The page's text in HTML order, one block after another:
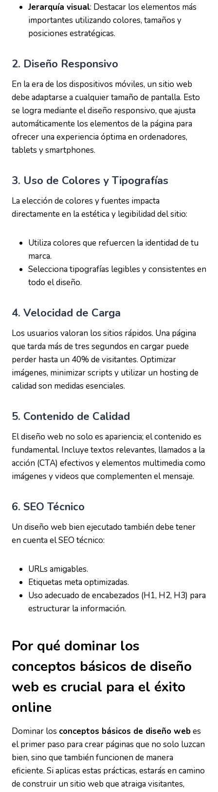
Jerarquía visual: Destacar los elementos más
importantes utilizando colores, tamaños y
posiciones estratégicas.
2. Diseño Responsivo
En la era de los dispositivos móviles, un sitio web
debe adaptarse a cualquier tamaño de pantalla. Esto
se logra mediante el diseño responsivo, que ajusta
automáticamente los elementos de la página para
ofrecer una experiencia óptima en ordenadores,
tablets y smartphones.
3. Uso de Colores y Tipografías
La elección de colores y fuentes impacta
directamente en la estética y legibilidad del sitio:
Utiliza colores que refuercen la identidad de tu
marca.
Selecciona tipografías legibles y consistentes en
todo el diseño.
4. Velocidad de Carga
Los usuarios valoran los sitios rápidos. Una página
que tarda más de tres segundos en cargar puede
perder hasta un 40% de visitantes. Optimizar
imágenes, minimizar scripts y utilizar un hosting de
calidad son medidas esenciales.
5. Contenido de Calidad
El diseño web no solo es apariencia; el contenido es
fundamental. Incluye textos relevantes, llamados a la
acción (CTA) efectivos y elementos multimedia como
imágenes y videos que complementen el mensaje.
6. SEO Técnico
Un diseño web bien ejecutado también debe tener
en cuenta el SEO técnico:
URLs amigables.
Etiquetas meta optimizadas.
Uso adecuado de encabezados (H1, H2, H3) para
estructurar la información.
Por qué dominar los
conceptos básicos de diseño
web es crucial para el éxito
online
Dominar los conceptos básicos de diseño webes
el primer paso para crear páginas que no solo luzcan
bien, sino que también funcionen de manera
eficiente. Si aplicas estas prácticas, estarás en camino
de construir un sitio web que atraiga visitantes,